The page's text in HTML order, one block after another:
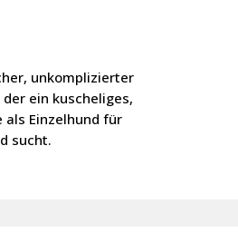
unkomplizierter
ein kuscheliges,
als Einzelhund für
sucht.